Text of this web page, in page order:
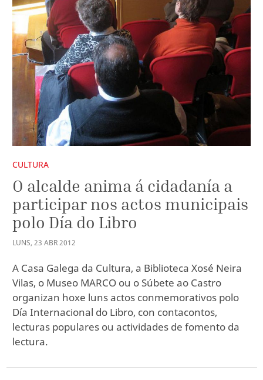
CULTURA
O alcalde anima á cidadanía a
participar nos actos municipais
polo Día do Libro
LUNS, 23 ABR2012
A Casa Galega da Cultura, a Biblioteca Xosé Neira
Vilas, o Museo MARCO ou o Súbete ao Castro
organizan hoxe luns actos conmemorativos polo
Día Internacional do Libro, con contacontos,
lecturas populares ou actividades de fomento da
lectura.